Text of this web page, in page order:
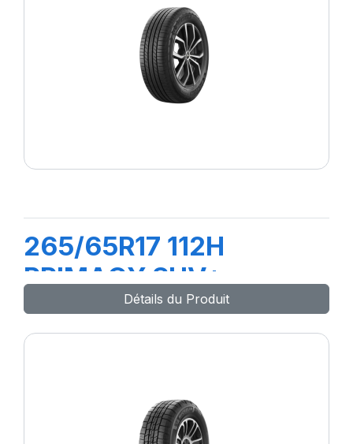
265/65R17 112H
PRIMACY SUV+
Détails du Produit